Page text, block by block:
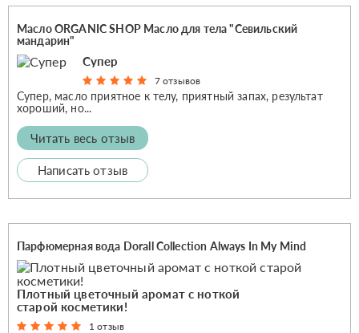
Масло ORGANIC SHOP Масло для тела "Севильский
мандарин"
Супер
7 отзывов
Супер, масло приятное к телу, приятный запах, результат
хороший, но...
Читать весь отзыв
Написать отзыв
Парфюмерная вода Dorall Collection Always In My Mind
Плотный цветочный аромат с ноткой
старой косметики!
1 отзыв